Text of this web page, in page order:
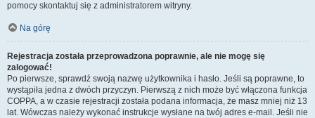
pomocy skontaktuj się z administratorem witryny.
Na górę
Rejestracja została przeprowadzona poprawnie, ale nie mogę się
zalogować!
Po pierwsze, sprawdź swoją nazwę użytkownika i hasło. Jeśli są poprawne, to
wystąpiła jedna z dwóch przyczyn. Pierwszą z nich może być włączona funkcja
COPPA, a w czasie rejestracji została podana informacja, że masz mniej niż 13
lat. Wówczas należy wykonać instrukcje wysłane na twój adres e-mail. Jeśli nie